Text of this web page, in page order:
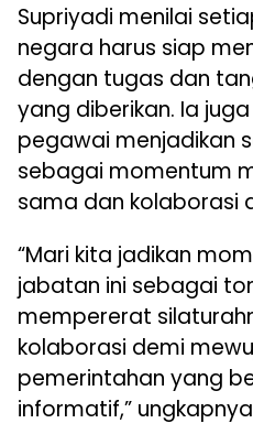
Supriyadi menilai
negara harus siap
dengan tugas dan
yang diberikan. Ia
pegawai menjadikan
sebagai momentum
sama dan kolaborasi
“Mari kita jadikan
jabatan ini sebagai
mempererat
kolaborasi demi
pemerintahan yang
informatif,”